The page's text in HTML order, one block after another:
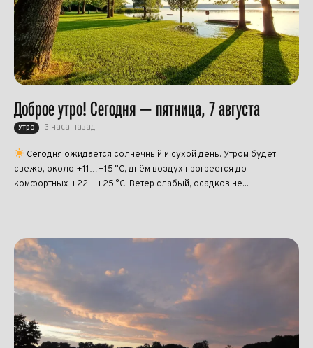
Доброе утро! Сегодня — пятница, 7 августа
Утро 3 часа назад
Сегодня ожидается солнечный и сухой день. Утром будет
свежо, около +11…+15 °C, днём воздух прогреется до
комфортных +22…+25 °C. Ветер слабый, осадков не...